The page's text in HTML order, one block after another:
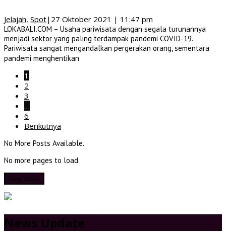
Jelajah, Spot| 27 Oktober 2021 | 11:47 pm
LOKABALI.COM – Usaha pariwisata dengan segala turunannya
menjadi sektor yang paling terdampak pandemi COVID-19.
Pariwisata sangat mengandalkan pergerakan orang, sementara
pandemi menghentikan
1
2
3
…
6
Berikutnya
No More Posts Available.
No more pages to load.
View More
News Update